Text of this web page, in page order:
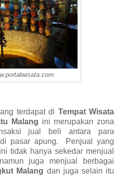
terdapat di Tempat Wisata
Malang ini merupakan zona
jual beli antara para
pasar apung. Penjual yang
tidak hanya sekedar menjual
juga menjual berbagai
Malang dan juga selain itu